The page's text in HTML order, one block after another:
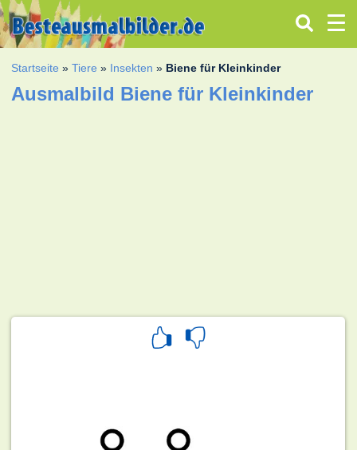
Startseite »Tiere » Insekten » Biene für Kleinkinder
Ausmalbild Biene für Kleinkinder